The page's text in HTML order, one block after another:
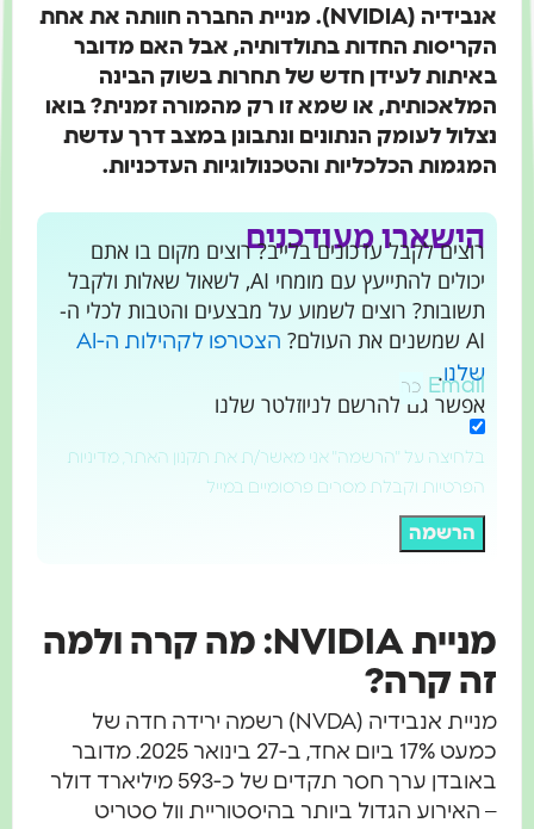
אנבידיה (NVIDIA). מניית החברה חוותה את אחת
הקריסות החדות בתולדותיה, אבל האם מדובר
באיתות לעידן חדש של תחרות בשוק הבינה
המלאכותית, או שמא זו רק מהמורה זמנית? בואו
נצלול לעומק הנתונים ונתבונן במצב דרך עדשת
המגמות הכלכליות והטכנולוגיות העדכניות.
הישארו מעודכנים
רוצים לקבל עדכונים בלייב? רוצים מקום בו אתם
יכולים להתייעץ עם מומחי AI, לשאול שאלות ולקבל
תשובות? רוצים לשמוע על מבצעים והטבות לכלי ה-
AI שמשנים את העולם?
הצטרפו לקהילות ה-AI
שלנו.
אפשר גם להרשם לניוזלטר שלנו
Email
בלחיצה על "הרשמה" אני מאשר/ת את תקנון האתר, מדיניות
הפרטיות וקבלת מסרים פרסומיים במייל
הרשמה
מניית NVIDIA: מה קרה ולמה
זה קרה?
מניית אנבידיה (NVDA) רשמה ירידה חדה של
כמעט 17% ביום אחד, ב-27 בינואר 2025. מדובר
באובדן ערך חסר תקדים של כ-593 מיליארד דולר
– האירוע הגדול ביותר בהיסטוריית וול סטריט